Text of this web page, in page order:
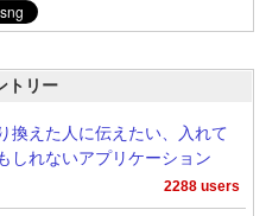
トリー
換えた人に伝えたい、入れて
しれないアプリケーション
2288 users